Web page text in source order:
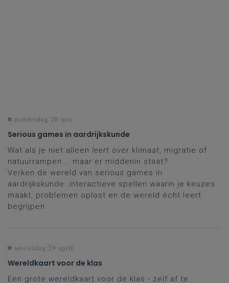
donderdag 28 mei
Serious games in aardrijkskunde
Wat als je niet alleen leert over klimaat, migratie of
natuurrampen … maar er middenin staat?
Verken de wereld van serious games in
aardrijkskunde: interactieve spellen waarin je keuzes
maakt, problemen oplost en de wereld écht leert
begrijpen
woensdag 29 april
Wereldkaart voor de klas
Een grote wereldkaart voor de klas - zelf af te